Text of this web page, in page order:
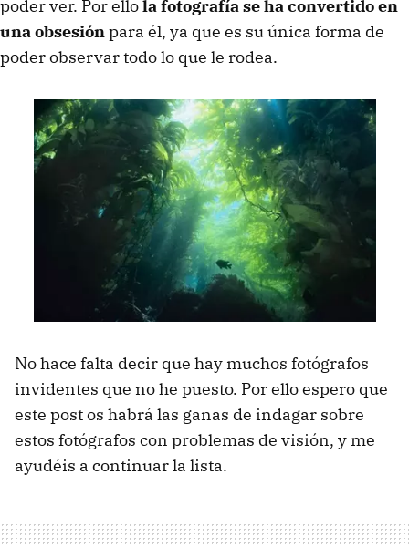
poder ver. Por ellola fotografía se ha convertido en
una obsesiónpara él, ya que es su única forma de
poder observar todo lo que le rodea.
No hace falta decir que hay muchos fotógrafos
invidentes que no he puesto. Por ello espero que
este post os habrá las ganas de indagar sobre
estos fotógrafos con problemas de visión, y me
ayudéis a continuar la lista.